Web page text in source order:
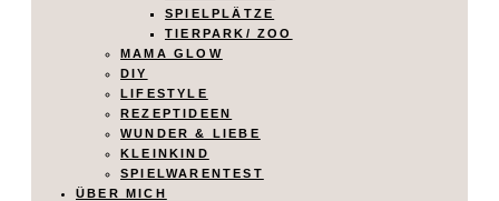
SPIELPLÄTZE
TIERPARK/ ZOO
MAMA GLOW
DIY
LIFESTYLE
REZEPTIDEEN
WUNDER & LIEBE
KLEINKIND
SPIELWARENTEST
ÜBER MICH